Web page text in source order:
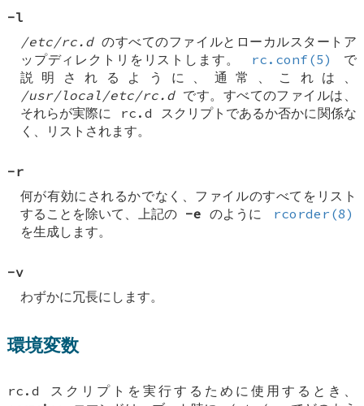
-l
/etc/rc.dのすべてのファイルとローカルスタートア
ップディレクトリをリストします。
rc.conf(5)
で
説明されるように、通常、これは、
/usr/local/etc/rc.dです。すべてのファイルは、
それらが実際に rc.d スクリプトであるか否かに関係な
く、リストされます。
-r
何が有効にされるかでなく、ファイルのすべてをリスト
することを除いて、上記の -e のように
rcorder(8)
を生成します。
-v
わずかに冗長にします。
環境変数
rc.d スクリプトを実行するために使用するとき、